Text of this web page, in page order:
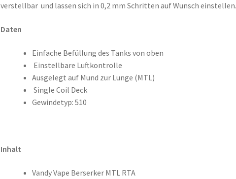
verstellbar und lassen sich in 0,2 mm Schritten auf Wunsch einstellen.
Daten
Einfache Befüllung des Tanks von oben
Einstellbare Luftkontrolle
Ausgelegt auf Mund zur Lunge (MTL)
Single Coil Deck
Gewindetyp: 510
Inhalt
Vandy Vape Berserker MTL RTA